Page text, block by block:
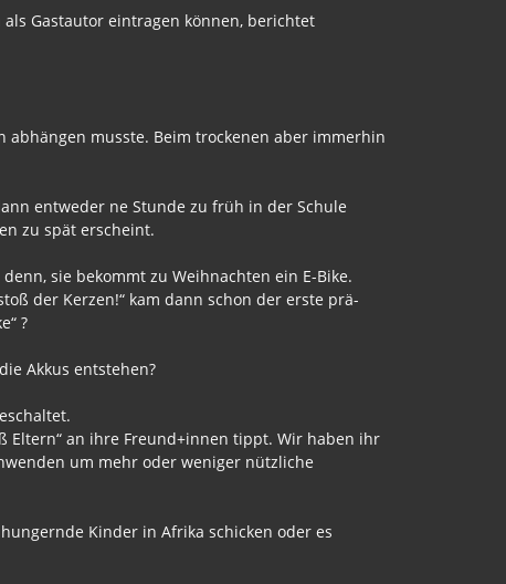
Gastautor eintragen können, berichtet
abhängen musste. Beim trockenen aber immerhin
entweder ne Stunde zu früh in der Schule
zu spät erscheint.
sie bekommt zu Weihnachten ein E-Bike.
der Kerzen!“ kam dann schon der erste prä-
?
Akkus entstehen?
Eltern“ an ihre Freund+innen tippt. Wir haben ihr
um mehr oder weniger nützliche
Kinder in Afrika schicken oder es